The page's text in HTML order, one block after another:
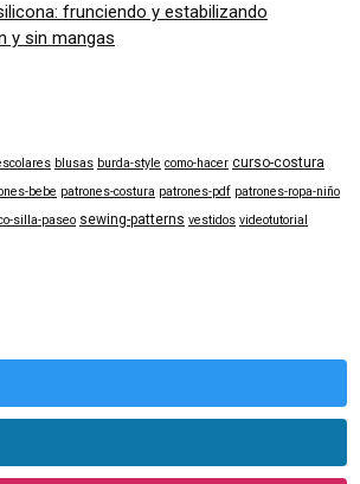
frunciendo y estabilizando
y sin mangas
blusas burda-style como-hacer curso-costura
bebe patrones-costura patrones-pdf patrones-ropa-niño
silla-paseo sewing-patterns vestidos videotutorial